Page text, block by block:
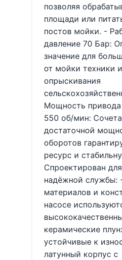
позволяя
площади или
постов мойки. -
давление 70 Бар:
значение для
от мойки техники
опрыскивания
Мощность привода
550 об/мин:
достаточной
оборотов
ресурс и
Спроектирован
надёжной службы:
материалов и
насосе
керамические
устойчивые к
латунный корпус с